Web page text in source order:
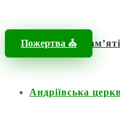
Фонд
Андріївська
Пожертва ⛪️